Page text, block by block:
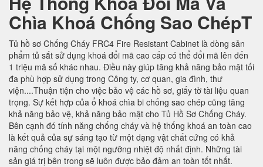
Chìa Khoá Chống Sao ChépT
Tủ hồ sơ Chống Cháy FRC4 Fire Resistant Cabinet là dòng sản
phẩm tủ sắt sử dụng khoá đổi mã cao cấp có thể đổi mã lên đến
1 triệu mã số khác nhau. Điều này giúp tăng khả năng bảo mật tối
đa phù hợp sử dụng trong Công ty, cơ quan, gia đình, thư
viện....Thuận tiện cho việc bảo vệ các hồ sơ, giấy tờ tài liệu quan
trọng. Sự kết hợp của ổ khoá chìa bi chống sao chép cũng tăng
khả năng bảo vệ, khả năng bảo mật cho Tủ Hồ Sơ Chống Cháy.
Bên cạnh đó tính năng chống cháy và hệ thống khoá an toàn cao
là kết quả của sự sáng tạo từ một dạng vật chất cứng có khả
năng chống cháy tại một ngưỡng nhiệt độ nhất định. Những tài
sản giá trị bên trong sẽ luôn được bảo đảm an toàn tốt nhất.